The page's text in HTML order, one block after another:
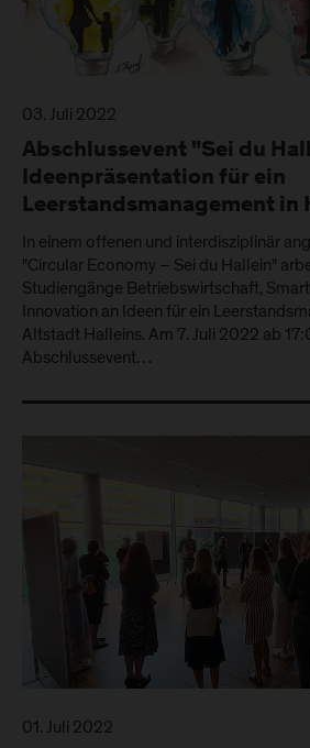
03. Juli 2022
Abschlussevent "Sei du
Ideenpräsentation für ein
Leerstandsmanagement in
In einem offenen und interdisziplinär
"Circular Economy – Sei du Hallein"
Studiengänge Betriebswirtschaft,
Innovation an Ideen für ein
Altstadt Halleins. Am 7. Juli 2022 ab
Abschlussevent…
01. Juli 2022